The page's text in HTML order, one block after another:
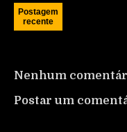
Postagem
recente
Nenhum
Postar um